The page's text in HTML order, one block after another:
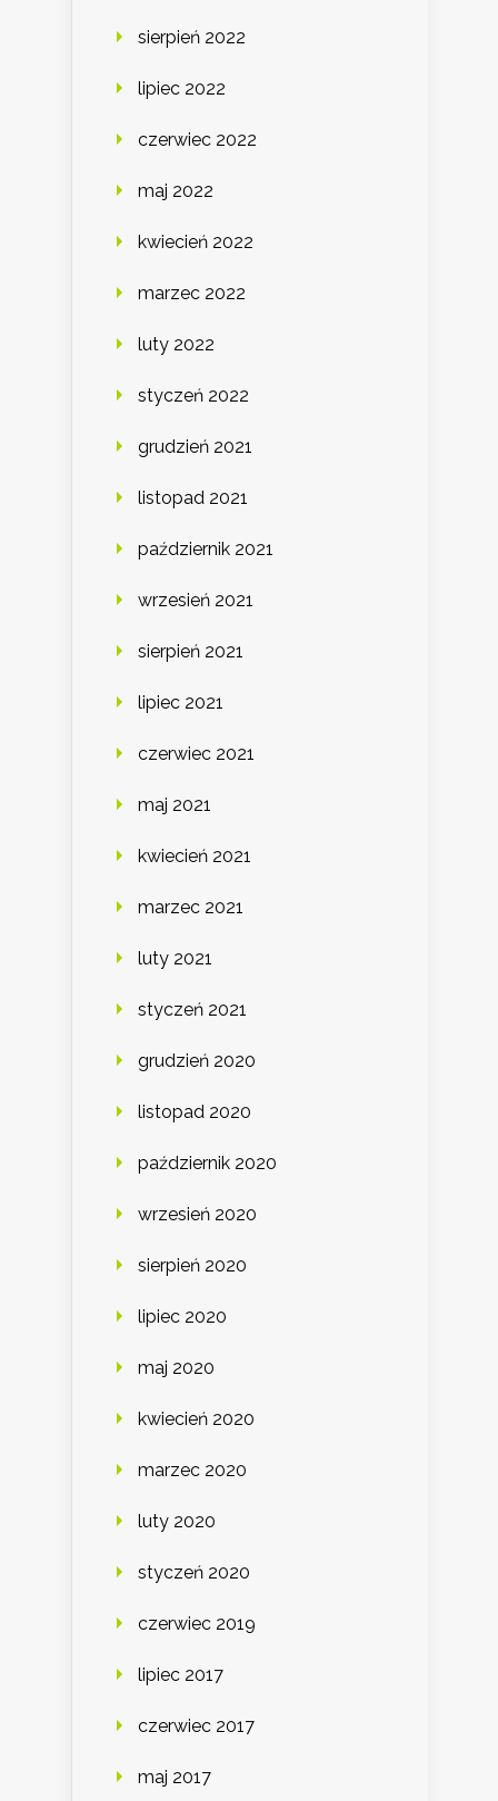
sierpień 2022
lipiec 2022
czerwiec 2022
maj 2022
kwiecień 2022
marzec 2022
luty 2022
styczeń 2022
grudzień 2021
listopad 2021
październik 2021
wrzesień 2021
sierpień 2021
lipiec 2021
czerwiec 2021
maj 2021
kwiecień 2021
marzec 2021
luty 2021
styczeń 2021
grudzień 2020
listopad 2020
październik 2020
wrzesień 2020
sierpień 2020
lipiec 2020
maj 2020
kwiecień 2020
marzec 2020
luty 2020
styczeń 2020
czerwiec 2019
lipiec 2017
czerwiec 2017
maj 2017